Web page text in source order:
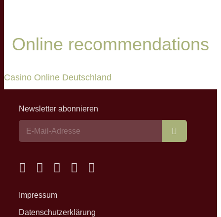
Online recommendations
Casino Online Deutschland
Newsletter abonnieren
Impressum
Datenschutzerklärung